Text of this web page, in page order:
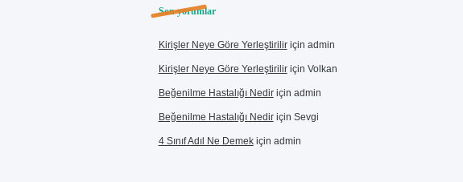
Son yorumlar
Kirişler Neye Göre Yerleştiriliriçin admin
Kirişler Neye Göre Yerleştiriliriçin Volkan
Beğenilme Hastalığı Nediriçin admin
Beğenilme Hastalığı Nediriçin Sevgi
4 Sınıf Adıl Ne Demekiçin admin